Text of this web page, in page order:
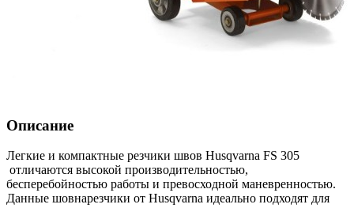
Описание
Легкие и компактные резчики швов Husqvarna FS 305
отличаются высокой производительностью,
бесперебойностью работы и превосходной маневренностью.
Данные шовнарезчики от Husqvarna идеально подходят для